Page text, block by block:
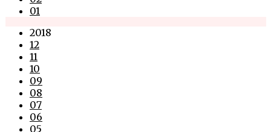
01
2018
12
11
10
09
08
07
06
05